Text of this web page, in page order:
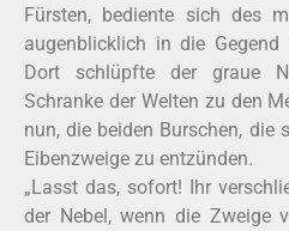
Fürsten, bediente sich des
augenblicklich in die Gegend
Dort schlüpfte der graue
Schranke der Welten zu den
nun, die beiden Burschen, die
Eibenzweige zu entzünden.
„Lasst das, sofort! Ihr
der Nebel, wenn die Zweige